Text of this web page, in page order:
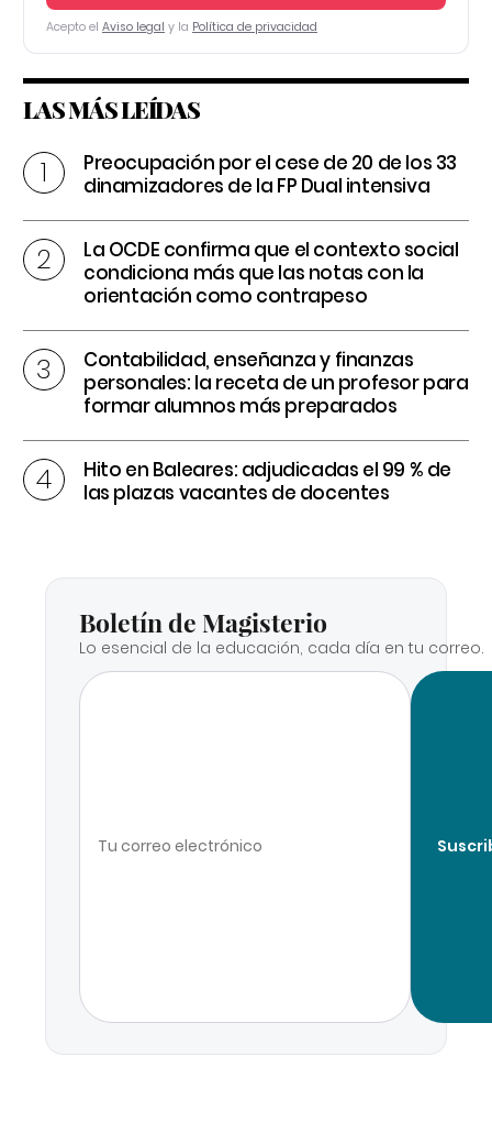
Acepto el Aviso legal y la Política de privacidad
LAS MÁS LEÍDAS
Preocupación por el cese de 20 de los 33
dinamizadores de la FP Dual intensiva
La OCDE confirma que el contexto social
condiciona más que las notas con la
orientación como contrapeso
Contabilidad, enseñanza y finanzas
personales: la receta de un profesor para
formar alumnos más preparados
Hito en Baleares: adjudicadas el 99 % de
las plazas vacantes de docentes
Boletín de Magisterio
Lo esencial de la educación, cada día en tu correo.